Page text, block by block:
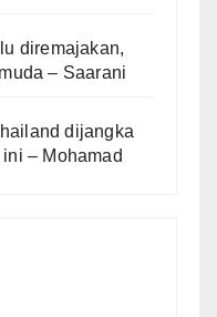
diremajakan,
– Saarani
dijangka
– Mohamad